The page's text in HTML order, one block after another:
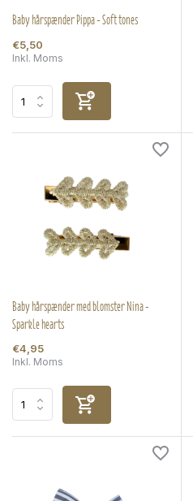
Baby hårspænder Pippa - Soft tones
€5,50
Inkl. Moms
Baby hårspænder med blomster Nina -
Sparkle hearts
€4,95
Inkl. Moms